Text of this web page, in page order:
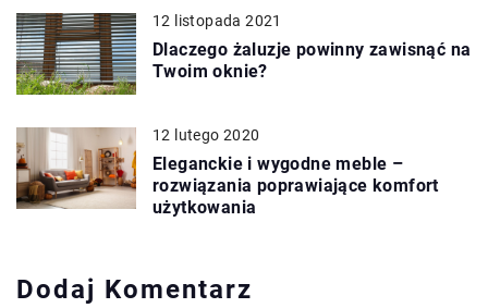
12 listopada 2021
Dlaczego żaluzje powinny zawisnąć na
Twoim oknie?
12 lutego 2020
Eleganckie i wygodne meble –
rozwiązania poprawiające komfort
użytkowania
Dodaj Komentarz